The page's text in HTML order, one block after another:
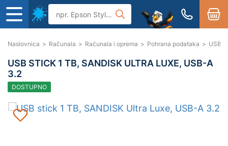
Naslovnica > Računala > Računala i oprema > Pohrana podataka > USB
USB STICK 1 TB, SANDISK ULTRA LUXE, USB-A
3.2
DOSTUPNO